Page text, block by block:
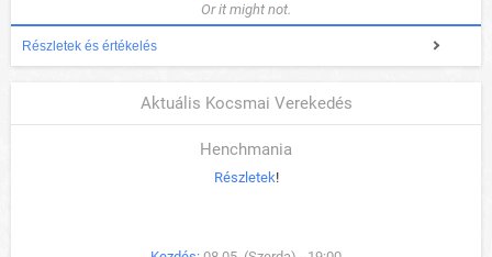
Or it might not.
Részletek és értékelés
Aktuális Kocsmai Verekedés
Henchmania
Részletek!